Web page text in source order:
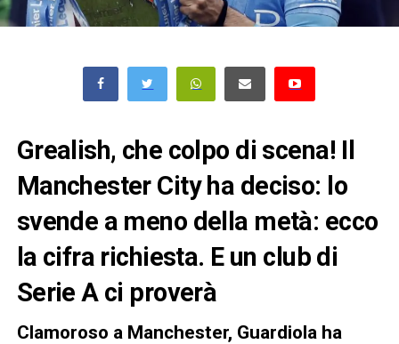
Grealish, che colpo di scena! Il
Manchester City ha deciso: lo
svende a meno della metà: ecco
la cifra richiesta. E un club di
Serie A ci proverà
Clamoroso a Manchester, Guardiola ha